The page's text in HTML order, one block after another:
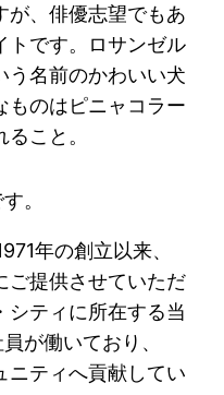
が、俳優志望でもあ
トです。ロサンゼル
う名前のかわいい犬
ものはピニャコラー
こと。
。
年の創立以来、
ご提供させていただ
シティに所在する当
が働いており、
ニティへ貢献してい